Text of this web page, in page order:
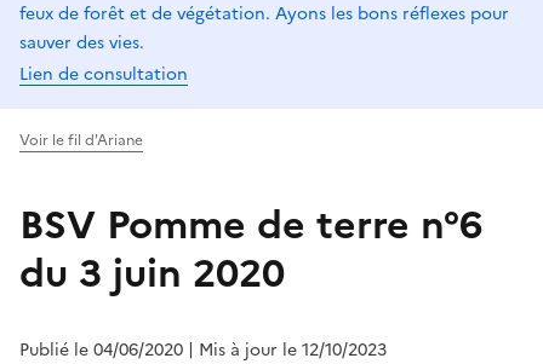
feux de forêt et de végétation. Ayons les bons réflexes pour
sauver des vies.
Lien de consultation
Voir le fil d'Ariane
BSV Pomme de terre n°6
du 3 juin 2020
Publié le 04/06/2020 | Mis à jour le 12/10/2023